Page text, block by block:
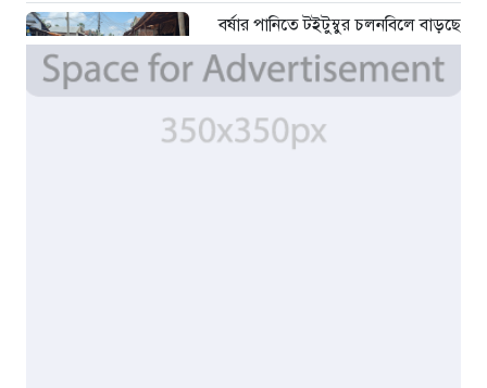
বর্ষার পানিতে টইটুম্বুর চলনবিলে বাড়ছে
ডিঙি নৌকার চাহিদা
৫ দিন আগে
সিন্ডিকেটের কবজায় পাটের বাজার,